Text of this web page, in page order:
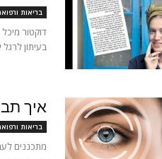
בריאות
דוקטור
בעיתון
איך
בריאות
מתכננים